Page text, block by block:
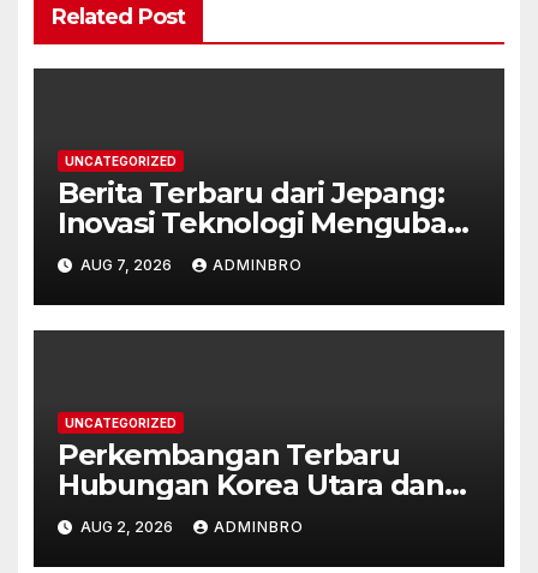
Related Post
UNCATEGORIZED
Berita Terbaru dari Jepang:
Inovasi Teknologi Mengubah
Kehidupan Sehari-hari
AUG 7, 2026 ADMINBRO
UNCATEGORIZED
Perkembangan Terbaru
Hubungan Korea Utara dan
Korea Selatan
AUG 2, 2026 ADMINBRO